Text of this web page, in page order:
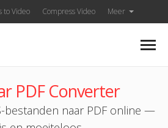
to Video Compress Video Meer
PDF Converter
bestanden naar PDF online —